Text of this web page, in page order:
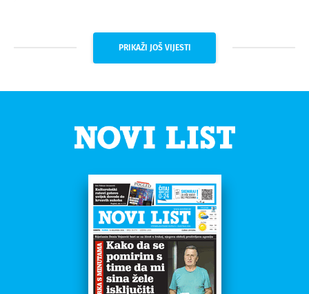
PRIKAŽI JOŠ VIJESTI